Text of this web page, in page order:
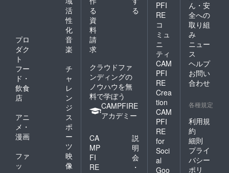
活
性
化
プロ
ダク
ト
音
楽
フー
ド・
飲食
店
チ
ャ
レ
ン
ジ
アニ
メ・
漫画
ス
ポ
ー
ツ
ファ
ッ
映
像
る
る
資
料
請
求
クラウドファ
ンディングの
ノウハウを無
料で学ぼう
CAMPFIRE
アカデミー
CA
MP
FI
RE
説
明
会
・
PFI
RE
コ
ミュ
ニ
ティ
CAM
PFI
RE
Crea
tion
CAM
PFI
RE
for
Soci
al
Goo
ん・安
全への
取り組
み
ニュー
ス
ヘルプ
お問い
合わせ
各種規定
利用規
約
細則
プライ
バシー
ポリ